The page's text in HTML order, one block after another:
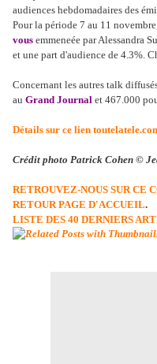
audiences hebdomadaires des
Pour la période 7 au 11
vous emmeneée par Alessandra
et une part d'audience de 4.3%.
Concernant les autres talk
au Grand Journal et 467.000
Détails sur ce lien
Crédit photo Patrick Cohen ©
RETROUVEZ-NOUS SUR CE
RETOUR PAGE D'ACCUEIL.
LISTE DES 40 DERNIERS